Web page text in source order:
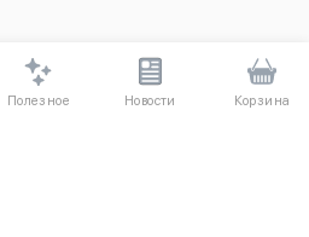
Полезное Новости Корзина